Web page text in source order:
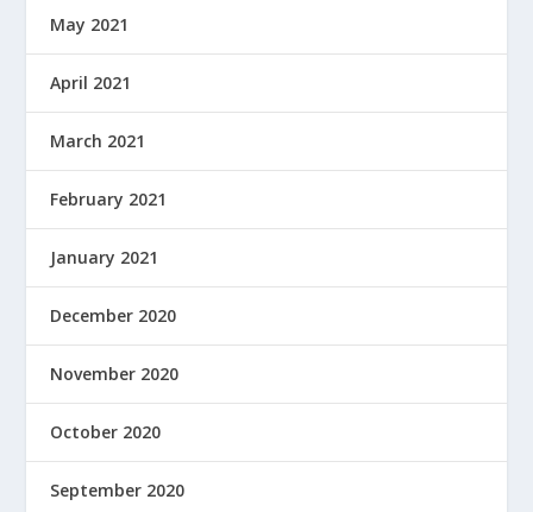
May 2021
April 2021
March 2021
February 2021
January 2021
December 2020
November 2020
October 2020
September 2020